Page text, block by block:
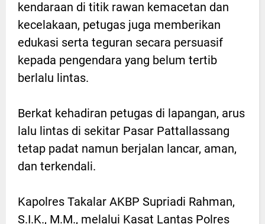
kendaraan di titik rawan kemacetan dan
kecelakaan, petugas juga memberikan
edukasi serta teguran secara persuasif
kepada pengendara yang belum tertib
berlalu lintas.
Berkat kehadiran petugas di lapangan, arus
lalu lintas di sekitar Pasar Pattallassang
tetap padat namun berjalan lancar, aman,
dan terkendali.
Kapolres Takalar AKBP Supriadi Rahman,
S.I.K., M.M., melalui Kasat Lantas Polres